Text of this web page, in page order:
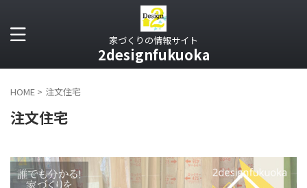
家づくりの情報サイト
2designfukuoka
HOME > 注文住宅
注文住宅